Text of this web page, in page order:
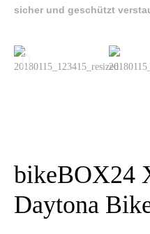
sicher und geschützt
bikeBOX24
Daytona